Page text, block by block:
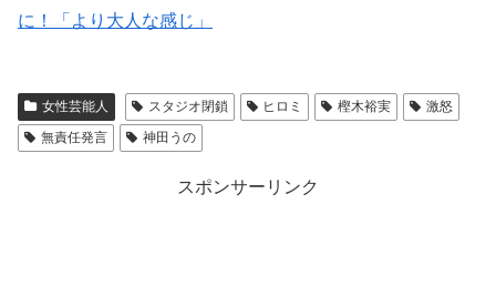
に！「より大人な感じ」
女性芸能人 スタジオ閉鎖 ヒロミ 樫木裕実
激怒
無責任発言
神田うの
スポンサーリンク